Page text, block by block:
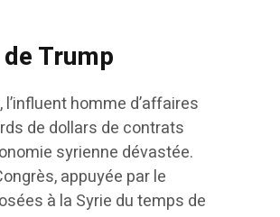
Trump
homme d’affaires
de dollars de contrats
syrienne dévastée.
appuyée par le
à la Syrie du temps de